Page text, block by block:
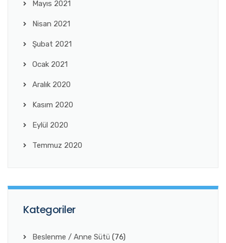
Mayıs 2021
Nisan 2021
Şubat 2021
Ocak 2021
Aralık 2020
Kasım 2020
Eylül 2020
Temmuz 2020
Kategoriler
Beslenme / Anne Sütü (76)